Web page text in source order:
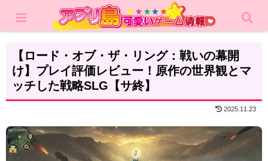
レビュー シミュレーション
【ロード・オブ・ザ・リング：戦いの幕開
け】プレイ評価レビュー！原作の世界観とマ
ッチした戦略SLG【サ終】
2025.11.23